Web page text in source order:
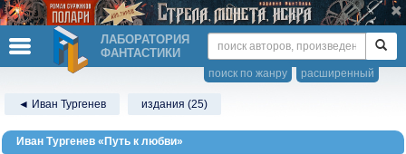
ЛАБОРАТОРИЯ
ФАНТАСТИКИ
расширенный
поиск по жанру
◄ Иван Тургенев издания (25)
Иван Тургенев «Путь к любви»